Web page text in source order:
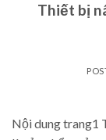
Thiết bị
Nội dung trang1